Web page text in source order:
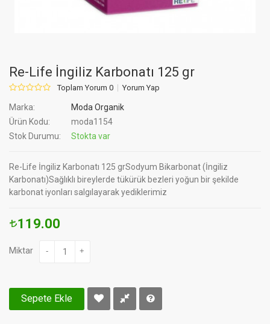
Re-Life İngiliz Karbonatı 125 gr
Toplam Yorum 0 Yorum Yap
Marka:
Moda Organik
Ürün Kodu:
moda1154
Stok Durumu:
Stokta var
Re-Life İngiliz Karbonatı 125 grSodyum Bikarbonat (İngiliz
Karbonatı)Sağlıklı bireylerde tükürük bezleri yoğun bir şekilde
karbonat iyonları salgılayarak yediklerimiz
119.00
Miktar - +
Sepete Ekle